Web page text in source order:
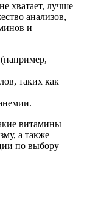
хватает, лучше
анализов,
и
таких как
витамины
а также
по выбору